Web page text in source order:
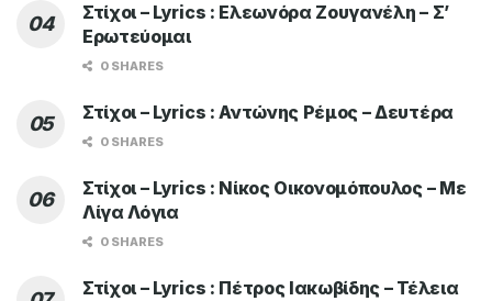
Στίχοι – Lyrics : Ελεωνόρα Ζουγανέλη – Σ’
Ερωτεύομαι
0 SHARES
Στίχοι – Lyrics : Αντώνης Ρέμος – Δευτέρα
0 SHARES
Στίχοι – Lyrics : Νίκος Οικονομόπουλος – Με
Λίγα Λόγια
0 SHARES
Στίχοι – Lyrics : Πέτρος Ιακωβίδης – Τέλεια